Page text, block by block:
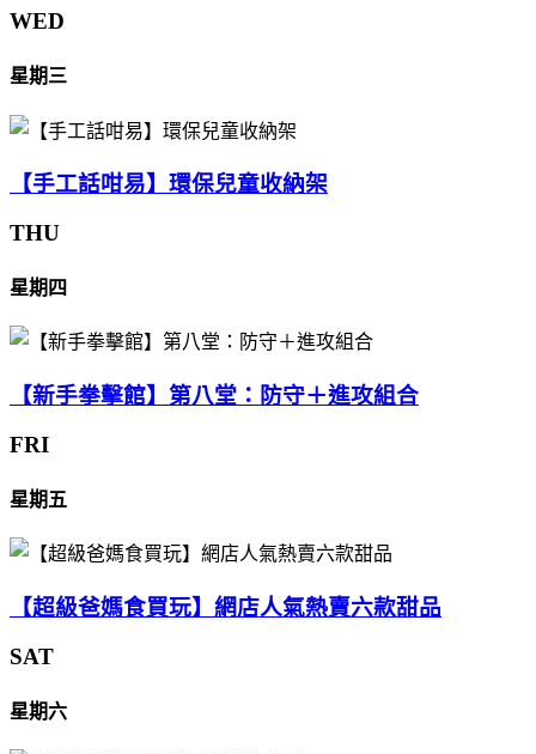
WED
星期三
【手工話咁易】環保兒童收納架
THU
星期四
【新手拳擊館】第八堂：防守＋進攻組合
FRI
星期五
【超級爸媽食買玩】網店人氣熱賣六款甜品
SAT
星期六